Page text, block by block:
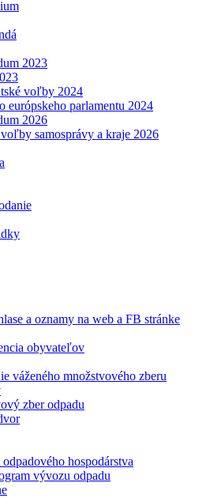
2023
voľby 2024
európskeho parlamentu 2024
2026
samosprávy a kraje 2026
a oznamy na web a FB stránke
obyvateľov
váženého množstvového zberu
zber odpadu
hospodárstva
vývozu odpadu